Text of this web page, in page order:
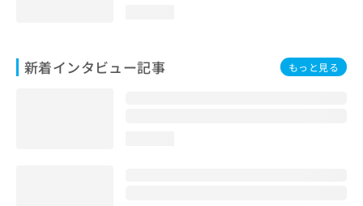
新着インタビュー記事 もっと見る